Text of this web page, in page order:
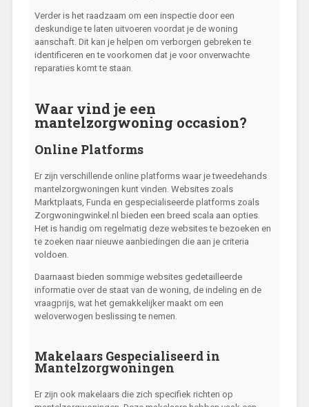
Verder is het raadzaam om een inspectie door een
deskundige te laten uitvoeren voordat je de woning
aanschaft. Dit kan je helpen om verborgen gebreken te
identificeren en te voorkomen dat je voor onverwachte
reparaties komt te staan.
Waar vind je een
mantelzorgwoning occasion?
Online Platforms
Er zijn verschillende online platforms waar je tweedehands
mantelzorgwoningen kunt vinden. Websites zoals
Marktplaats, Funda en gespecialiseerde platforms zoals
Zorgwoningwinkel.nl bieden een breed scala aan opties.
Het is handig om regelmatig deze websites te bezoeken en
te zoeken naar nieuwe aanbiedingen die aan je criteria
voldoen.
Daarnaast bieden sommige websites gedetailleerde
informatie over de staat van de woning, de indeling en de
vraagprijs, wat het gemakkelijker maakt om een
weloverwogen beslissing te nemen.
Makelaars Gespecialiseerd in
Mantelzorgwoningen
Er zijn ook makelaars die zich specifiek richten op